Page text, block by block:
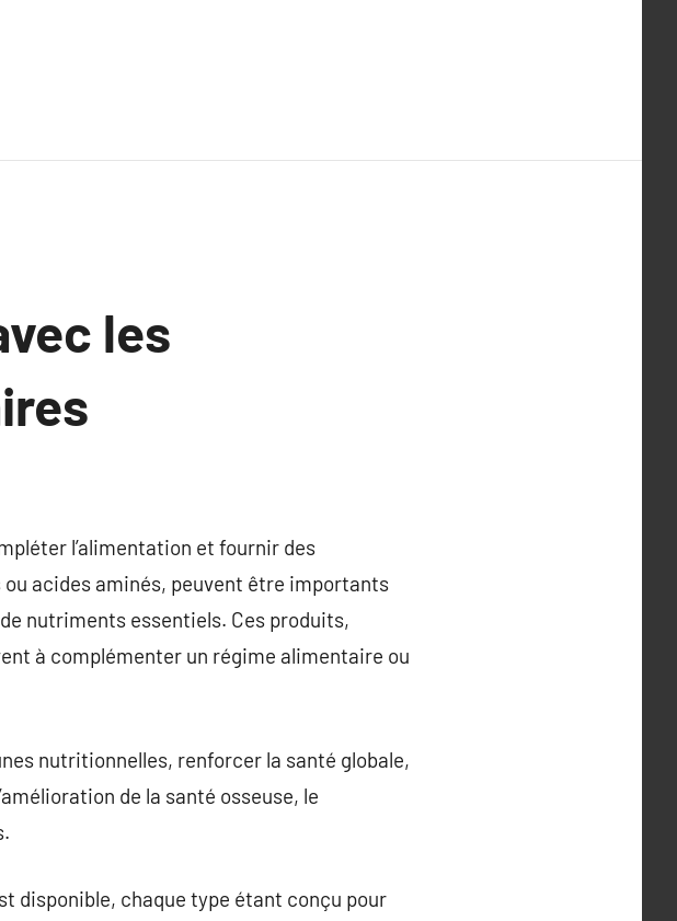
les
l’alimentation et fournir des
acides aminés, peuvent être importants
nutriments essentiels. Ces produits,
à complémenter un régime alimentaire ou
nutritionnelles, renforcer la santé globale,
de la santé osseuse, le
disponible, chaque type étant conçu pour